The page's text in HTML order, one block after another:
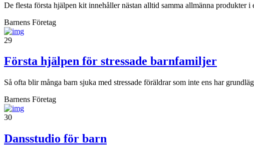
De flesta första hjälpen kit innehåller nästan alltid samma allmänna
Barnens Företag
29
Första hjälpen för stressade barnfamiljer
Så ofta blir många barn sjuka med stressade föräldrar som inte ens har
Barnens Företag
30
Dansstudio för barn